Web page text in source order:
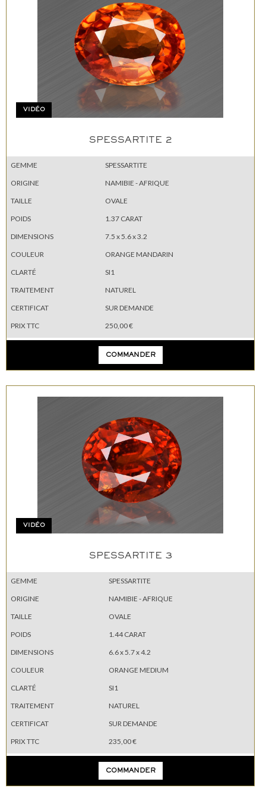
VIDÉO
SPESSARTITE 2
GEMME
SPESSARTITE
ORIGINE
NAMIBIE - AFRIQUE
TAILLE
OVALE
POIDS
1.37 CARAT
DIMENSIONS
7.5 x 5.6 x 3.2
COULEUR
ORANGE MANDARIN
CLARTÉ
SI1
TRAITEMENT
NATUREL
CERTIFICAT
SUR DEMANDE
PRIX TTC
250,00 €
COMMANDER
VIDÉO
SPESSARTITE 3
GEMME
SPESSARTITE
ORIGINE
NAMIBIE - AFRIQUE
TAILLE
OVALE
POIDS
1.44 CARAT
DIMENSIONS
6.6 x 5.7 x 4.2
COULEUR
ORANGE MEDIUM
CLARTÉ
SI1
TRAITEMENT
NATUREL
CERTIFICAT
SUR DEMANDE
PRIX TTC
235,00 €
COMMANDER